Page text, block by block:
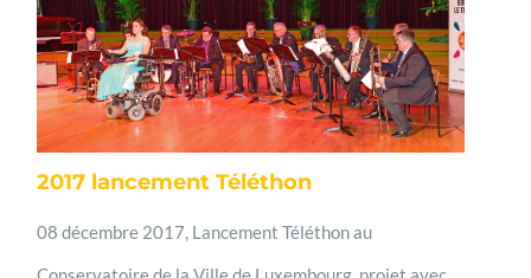
2017 lancement Téléthon
08 décembre 2017, Lancement Téléthon au